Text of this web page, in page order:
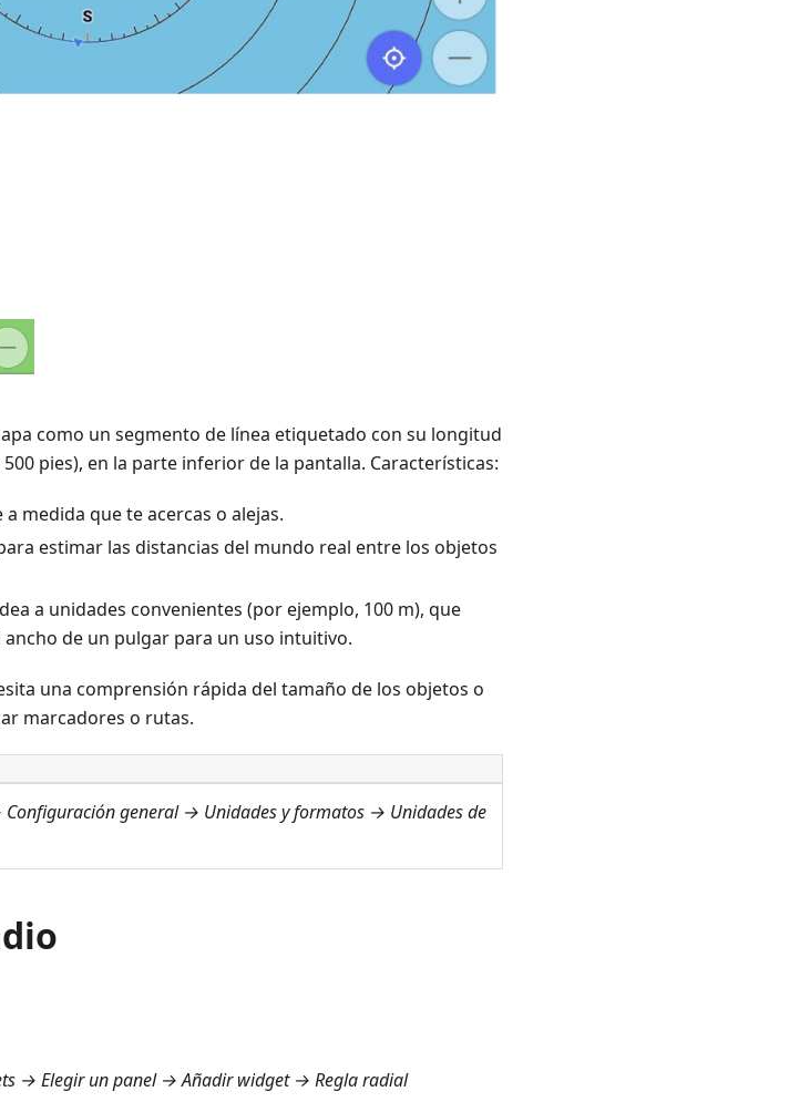
como un segmento de línea etiquetado con su longitud
pies), en la parte inferior de la pantalla. Características:
medida que te acercas o alejas.
estimar las distancias del mundo real entre los objetos
a unidades convenientes (por ejemplo, 100 m), que
de un pulgar para un uso intuitivo.
una comprensión rápida del tamaño de los objetos o
marcadores o rutas.
general → Unidades y formatos → Unidades de
→ Elegir un panel → Añadir widget → Regla radial